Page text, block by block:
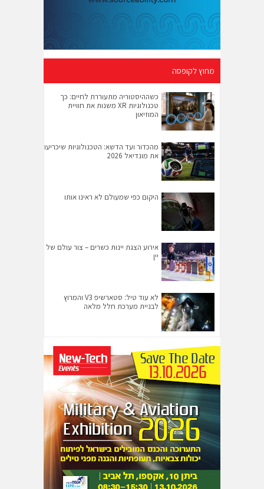
מחוץ לקופסה
כשההיסטוריה מתעוררת לחיים: כך
טכנולוגיות XR משנות את חוויית
המוזיאון
מהכדור ועד הדשא: הטכנולוגיות שיכריעו
את מונדיאל 2026
היקום כפי שמעולם לא ראינו אותו
אירוע הצגת יינות כשרים – צור עולם של
יין
לא עוד טיל: סטארשיפ V3 והמרוץ
לבניית מערכת חלל מלאה